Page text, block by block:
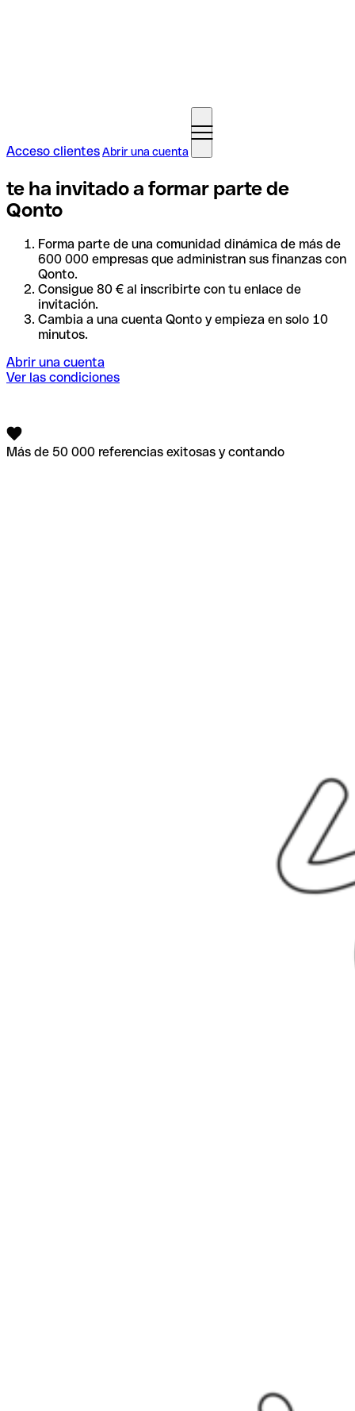
Acceso clientesAbrir una cuenta
te ha invitado a formar parte de
Qonto
Forma parte de una comunidad dinámica de más de
600 000 empresas que administran sus finanzas con
Qonto.
Consigue 80 € al inscribirte con tu enlace de
invitación.
Cambia a una cuenta Qonto y empieza en solo 10
minutos.
Abrir una cuenta
Ver las condiciones
Más de 50 000 referencias exitosas y contando